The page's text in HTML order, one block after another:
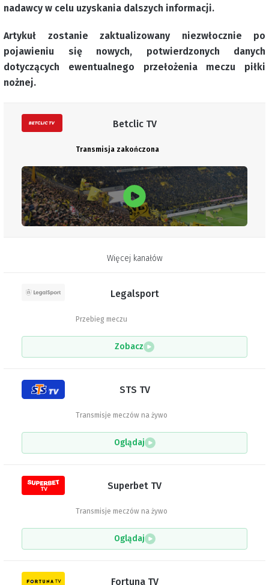
nadawcy w celu uzyskania dalszych informacji.
Artykuł zostanie zaktualizowany niezwłocznie po
pojawieniu się nowych, potwierdzonych danych
dotyczących ewentualnego przełożenia meczu piłki
nożnej.
Betclic TV
Transmisja zakończona
Więcej kanałów
Legalsport
Przebieg meczu
Zobacz
STS TV
Transmisje meczów na żywo
Oglądaj
Superbet TV
Transmisje meczów na żywo
Oglądaj
Fortuna TV